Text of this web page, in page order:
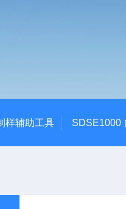
样辅助工具 SDSE1000